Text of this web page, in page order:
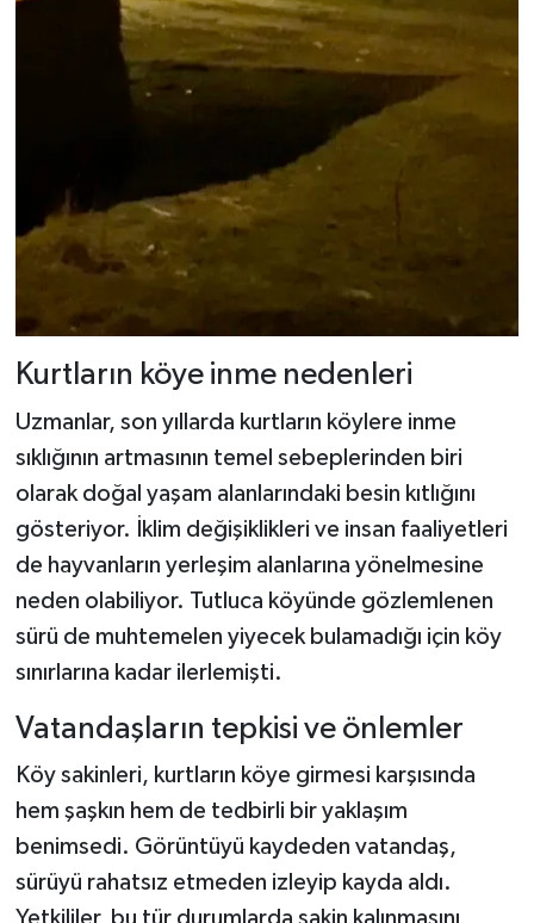
Kurtların köye inme nedenleri
Uzmanlar, son yıllarda kurtların köylere inme
sıklığının artmasının temel sebeplerinden biri
olarak doğal yaşam alanlarındaki besin kıtlığını
gösteriyor. İklim değişiklikleri ve insan faaliyetleri
de hayvanların yerleşim alanlarına yönelmesine
neden olabiliyor. Tutluca köyünde gözlemlenen
sürü de muhtemelen yiyecek bulamadığı için köy
sınırlarına kadar ilerlemişti.
Vatandaşların tepkisi ve önlemler
Köy sakinleri, kurtların köye girmesi karşısında
hem şaşkın hem de tedbirli bir yaklaşım
benimsedi. Görüntüyü kaydeden vatandaş,
sürüyü rahatsız etmeden izleyip kayda aldı.